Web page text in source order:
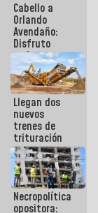
Cabello a
Orlando
Avendaño:
Disfruto
cada vez
que escribes
porque lo
que haces
es
embarrarla
Llegan dos
nuevos
trenes de
trituración
para
optimizar
manejo de
escombros
en La Guaira
Necropolítica
opositora: